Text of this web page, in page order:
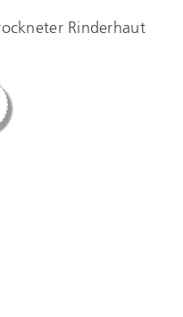
Rinderhaut